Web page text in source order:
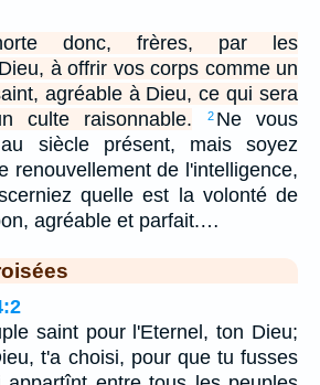
donc, frères, par les
à offrir vos corps comme un
agréable à Dieu, ce qui sera
culte raisonnable.
2 Ne vous
siècle présent, mais soyez
renouvellement de l'intelligence,
quelle est la volonté de
agréable et parfait.…
saint pour l'Eternel, ton Dieu;
t'a choisi, pour que tu fusses